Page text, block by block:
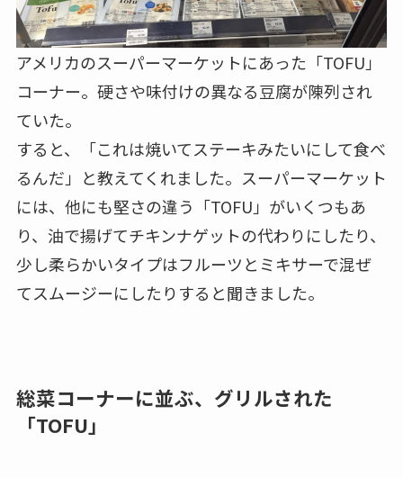
アメリカのスーパーマーケットにあった「TOFU」
コーナー。硬さや味付けの異なる豆腐が陳列され
ていた。
すると、「これは焼いてステーキみたいにして食べ
るんだ」と教えてくれました。スーパーマーケット
には、他にも堅さの違う「TOFU」がいくつもあ
り、油で揚げてチキンナゲットの代わりにしたり、
少し柔らかいタイプはフルーツとミキサーで混ぜ
てスムージーにしたりすると聞きました。
総菜コーナーに並ぶ、グリルされた
「TOFU」